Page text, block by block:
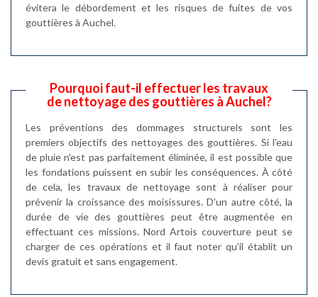
évitera le débordement et les risques de fuites de vos
gouttières à Auchel.
Pourquoi faut-il effectuer les travaux
de nettoyage des gouttières à Auchel?
Les préventions des dommages structurels sont les
premiers objectifs des nettoyages des gouttières. Si l'eau
de pluie n'est pas parfaitement éliminée, il est possible que
les fondations puissent en subir les conséquences. À côté
de cela, les travaux de nettoyage sont à réaliser pour
prévenir la croissance des moisissures. D'un autre côté, la
durée de vie des gouttières peut être augmentée en
effectuant ces missions. Nord Artois couverture peut se
charger de ces opérations et il faut noter qu'il établit un
devis gratuit et sans engagement.